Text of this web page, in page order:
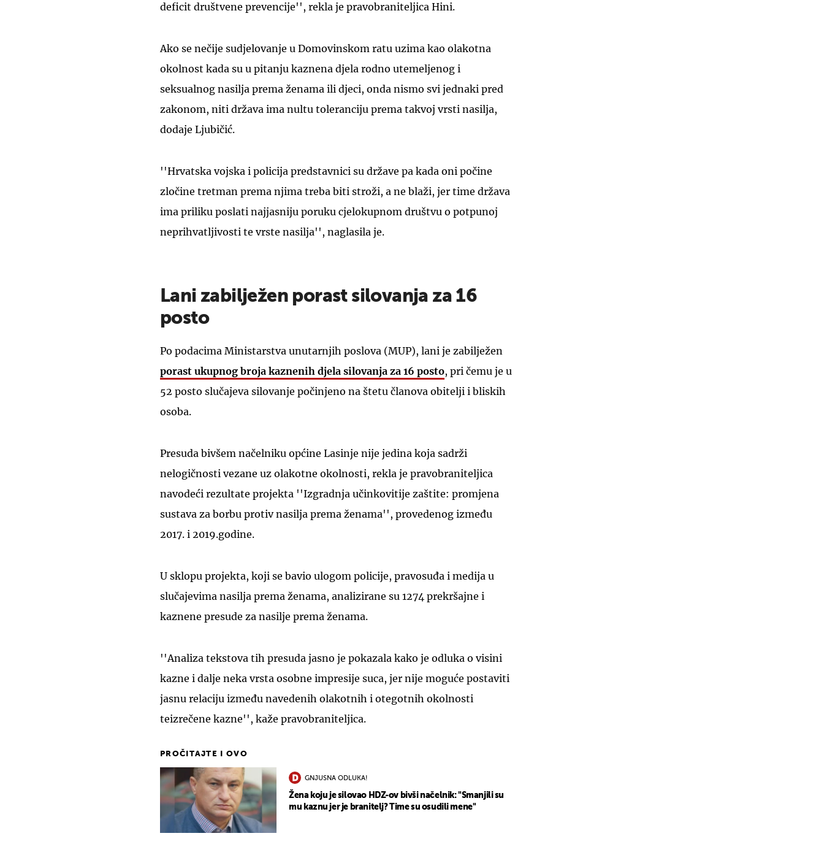
deficit društvene prevencije'', rekla je pravobraniteljica Hini.
Ako se nečije sudjelovanje u Domovinskom ratu uzima kao olakotna
okolnost kada su u pitanju kaznena djela rodno utemeljenog i
seksualnog nasilja prema ženama ili djeci, onda nismo svi jednaki pred
zakonom, niti država ima nultu toleranciju prema takvoj vrsti nasilja,
dodaje Ljubičić.
''Hrvatska vojska i policija predstavnici su države pa kada oni počine
zločine tretman prema njima treba biti stroži, a ne blaži, jer time država
ima priliku poslati najjasniju poruku cjelokupnom društvu o potpunoj
neprihvatljivosti te vrste nasilja'', naglasila je.
Lani zabilježen porast silovanja za 16
posto
Po podacima Ministarstva unutarnjih poslova (MUP), lani je zabilježen
porast ukupnog broja kaznenih djela silovanja za 16 posto, pri čemu je u
52 posto slučajeva silovanje počinjeno na štetu članova obitelji i bliskih
osoba.
Presuda bivšem načelniku općine Lasinje nije jedina koja sadrži
nelogičnosti vezane uz olakotne okolnosti, rekla je pravobraniteljica
navodeći rezultate projekta ''Izgradnja učinkovitije zaštite: promjena
sustava za borbu protiv nasilja prema ženama'', provedenog između
2017. i 2019.godine.
U sklopu projekta, koji se bavio ulogom policije, pravosuđa i medija u
slučajevima nasilja prema ženama, analizirane su 1274 prekršajne i
kaznene presude za nasilje prema ženama.
''Analiza tekstova tih presuda jasno je pokazala kako je odluka o visini
kazne i dalje neka vrsta osobne impresije suca, jer nije moguće postaviti
jasnu relaciju između navedenih olakotnih i otegotnih okolnosti
teizrečene kazne'', kaže pravobraniteljica.
PROČITAJTE I OVO
GNJUSNA ODLUKA!
Žena koju je silovao HDZ-ov bivši načelnik: "Smanjili su
mu kaznu jer je branitelj? Time su osudili mene"